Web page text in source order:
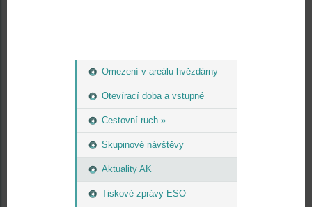
Omezení v areálu hvězdárny
Otevírací doba a vstupné
Cestovní ruch »
Skupinové návštěvy
Aktuality AK
Tiskové zprávy ESO